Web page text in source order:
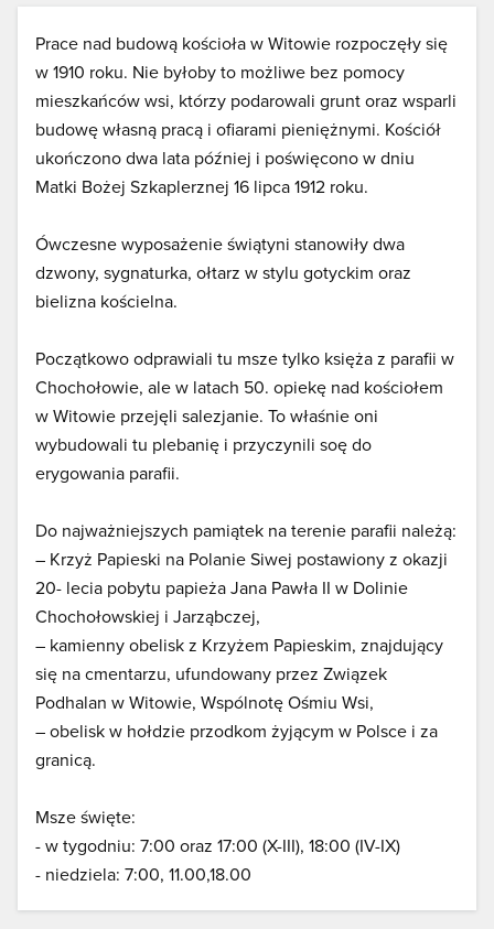
Prace nad budową kościoła w Witowie rozpoczęły się
w 1910 roku. Nie byłoby to możliwe bez pomocy
mieszkańców wsi, którzy podarowali grunt oraz wsparli
budowę własną pracą i ofiarami pieniężnymi. Kościół
ukończono dwa lata później i poświęcono w dniu
Matki Bożej Szkaplerznej 16 lipca 1912 roku.
Ówczesne wyposażenie świątyni stanowiły dwa
dzwony, sygnaturka, ołtarz w stylu gotyckim oraz
bielizna kościelna.
Początkowo odprawiali tu msze tylko księża z parafii w
Chochołowie, ale w latach 50. opiekę nad kościołem
w Witowie przejęli salezjanie. To właśnie oni
wybudowali tu plebanię i przyczynili soę do
erygowania parafii.
Do najważniejszych pamiątek na terenie parafii należą:
– Krzyż Papieski na Polanie Siwej postawiony z okazji
20- lecia pobytu papieża Jana Pawła II w Dolinie
Chochołowskiej i Jarząbczej,
– kamienny obelisk z Krzyżem Papieskim, znajdujący
się na cmentarzu, ufundowany przez Związek
Podhalan w Witowie, Wspólnotę Ośmiu Wsi,
– obelisk w hołdzie przodkom żyjącym w Polsce i za
granicą.
Msze święte:
- w tygodniu: 7:00 oraz 17:00 (X-III), 18:00 (IV-IX)
- niedziela: 7:00, 11.00,18.00